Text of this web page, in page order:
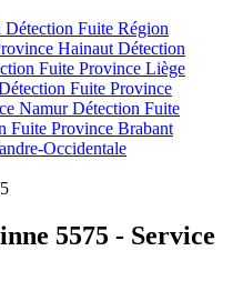
Détection Fuite Région
Hainaut Détection
Fuite Province Liège
Fuite Province
NamurDétection Fuite
Fuite Province Brabant
Occidentale
5575 - Service